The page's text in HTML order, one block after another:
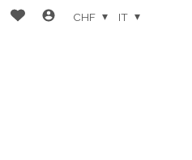
CHF IT